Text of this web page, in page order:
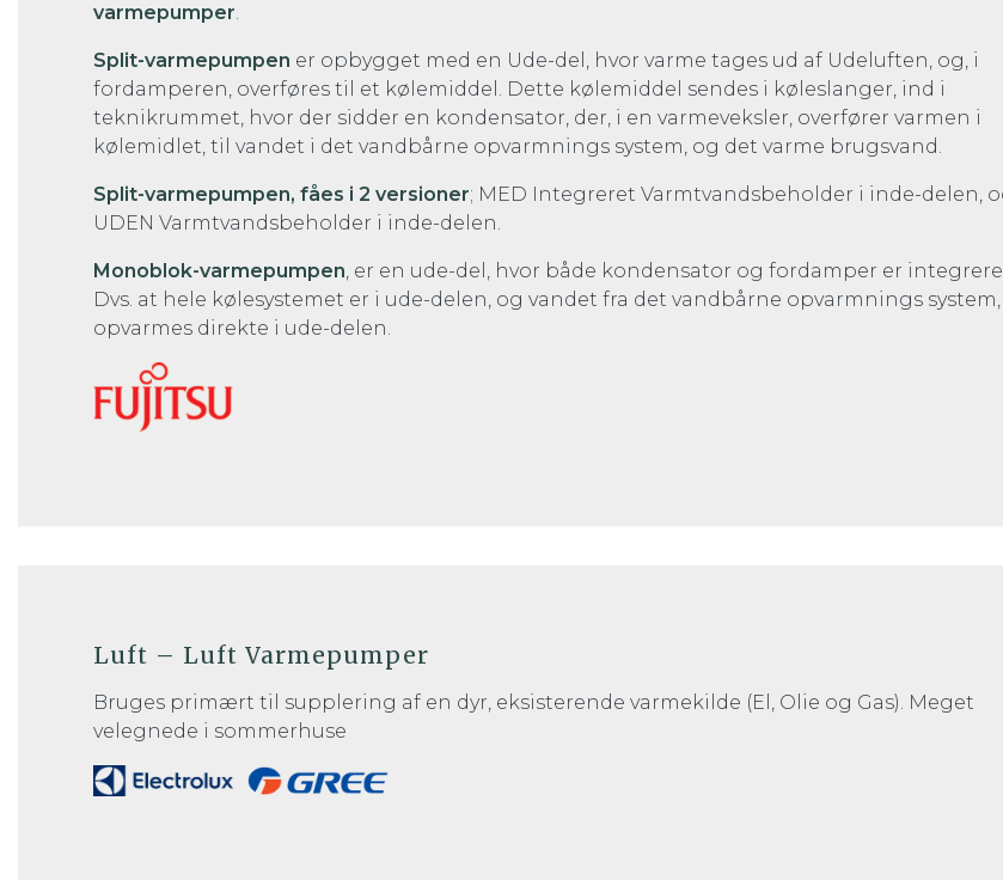
varmepumper.
Split-varmepumpen er opbygget med en Ude-del, hvor varme tages ud af Udeluften, og, i
fordamperen, overføres til et kølemiddel. Dette kølemiddel sendes i køleslanger, ind i
teknikrummet, hvor der sidder en kondensator, der, i en varmeveksler, overfører varmen i
kølemidlet, til vandet i det vandbårne opvarmnings system, og det varme brugsvand.
Split-varmepumpen, fåes i 2 versioner; MED Integreret Varmtvandsbeholder i inde-delen,
UDEN Varmtvandsbeholder i inde-delen.
Monoblok-varmepumpen, er en ude-del, hvor både kondensator og fordamper er
Dvs. at hele kølesystemet er i ude-delen, og vandet fra det vandbårne opvarmnings system,
opvarmes direkte i ude-delen.
Luft – Luft Varmepumper
Bruges primært til supplering af en dyr, eksisterende varmekilde (El, Olie og Gas). Meget
velegnede i sommerhuse